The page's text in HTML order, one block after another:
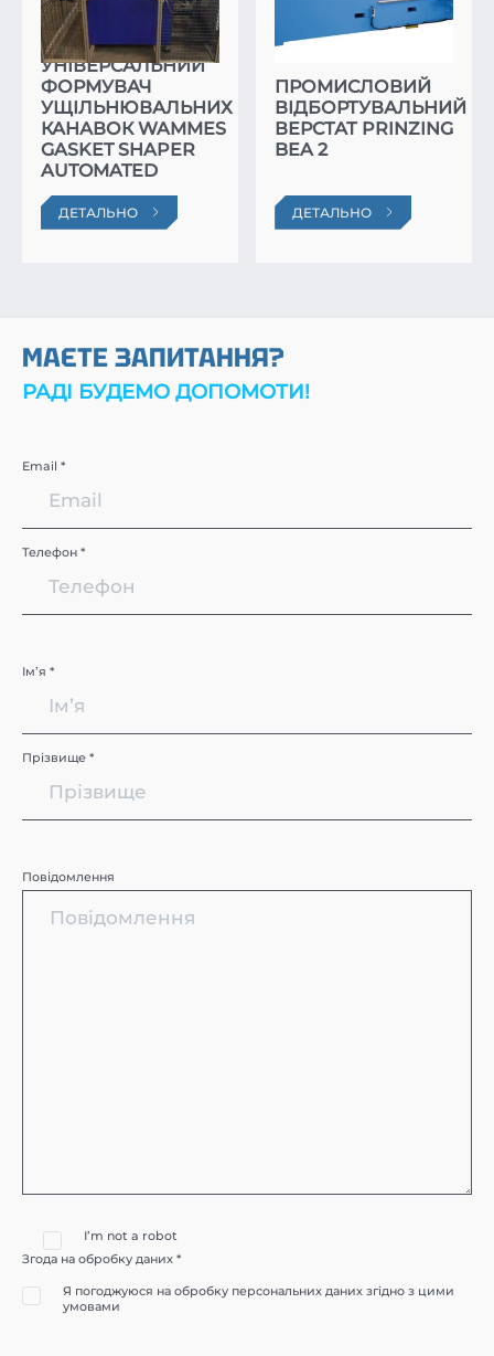
УНІВЕРСАЛЬНИЙ
ФОРМУВАЧ
УЩІЛЬНЮВАЛЬНИХ
КАНАВОК WAMMES
GASKET SHAPER
AUTOMATED
ДЕТАЛЬНО
ПРОМИСЛОВИЙ
ВІДБОРТУВАЛЬНИЙ
ВЕРСТАТ PRINZING
BEA 2
ДЕТАЛЬНО
МАЄТЕ ЗАПИТАННЯ?
РАДІ БУДЕМО ДОПОМОТИ!
Email *
Телефон *
Імʼя *
Прізвище *
Повідомлення
I’m not a robot
Згода на обробку даних *
Я погоджуюся на обробку персональних даних згідно з цими
умовами